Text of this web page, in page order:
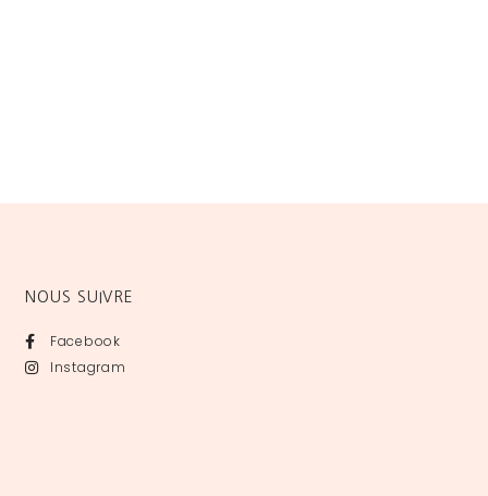
NOUS SUIVRE
Facebook
Instagram